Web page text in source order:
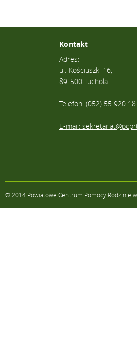
Kontakt
Adres:
ul. Kościuszki 16,
89-500 Tuchola
Telefon: (052) 55 920 18
E-mail:
© 2014 Powiatowe Centrum Pomocy Rodzinie